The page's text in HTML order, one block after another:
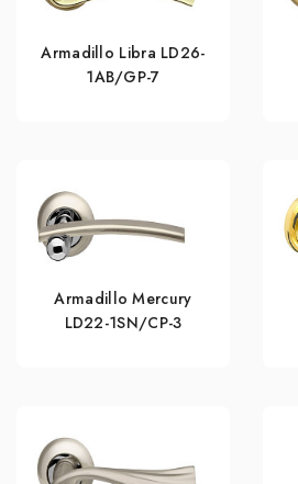
Armadillo Libra LD26-
1AB/GP-7
Armadillo Mercury
LD22-1SN/CP-3